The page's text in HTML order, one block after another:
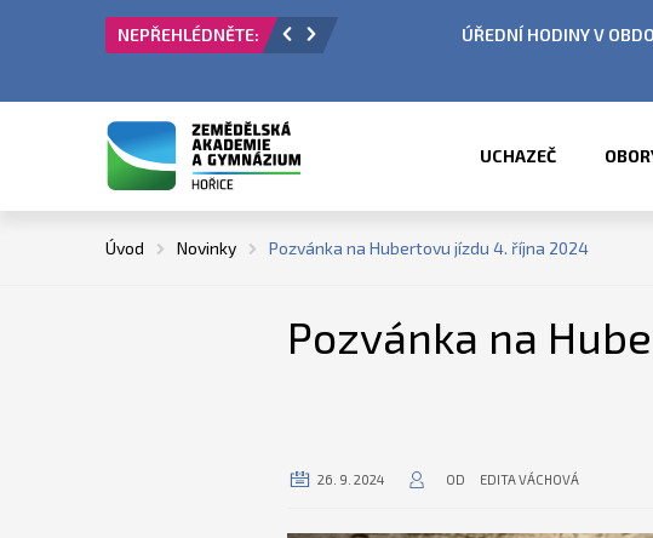
PŘIJÍMACÍ ŘÍZENÍ ÚŘEDNÍ HODINY V OBDOBÍ LETNÍCH
UCHAZEČ
Úvod Novinky Pozvánka na Hubertovu jízdu 4. října 2024
Pozvánka na
26. 9. 2024 OD EDITA VÁCHOVÁ